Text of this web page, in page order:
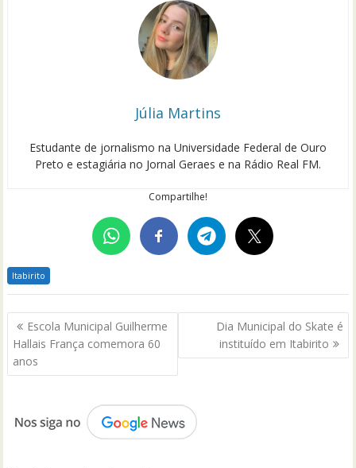
Júlia Martins
Estudante de jornalismo na Universidade Federal de Ouro
Preto e estagiária no Jornal Geraes e na Rádio Real FM.
Compartilhe!
Itabirito
Navegação
de
Post
Escola Municipal Guilherme
Hallais França comemora 60
anos
Dia Municipal do Skate é
instituído em Itabirito